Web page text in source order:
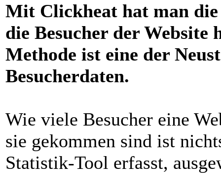
Mit Clickheat hat man
die Besucher der Website
Methode ist eine der
Besucherdaten.
Wie viele Besucher eine
sie gekommen sind ist
Statistik-Tool erfasst,